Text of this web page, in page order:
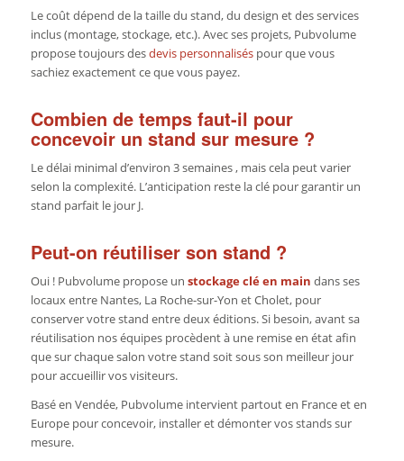
Le coût dépend de la taille du stand, du design et des services
inclus (montage, stockage, etc.). Avec ses projets, Pubvolume
propose toujours desdevis personnaliséspour que vous
sachiez exactement ce que vous payez.
Combien de temps faut-il pour
concevoir un stand sur mesure ?
Le délai minimal d’environ 3 semaines , mais cela peut varier
selon la complexité. L’anticipation reste la clé pour garantir un
stand parfait le jour J.
Peut-on réutiliser son stand ?
Oui ! Pubvolume propose un stockage clé en main dans ses
locaux entre Nantes, La Roche-sur-Yon et Cholet, pour
conserver votre stand entre deux éditions. Si besoin, avant sa
réutilisation nos équipes procèdent à une remise en état afin
que sur chaque salon votre stand soit sous son meilleur jour
pour accueillir vos visiteurs.
Basé en Vendée, Pubvolume intervient partout en France et en
Europe pour concevoir, installer et démonter vos stands sur
mesure.